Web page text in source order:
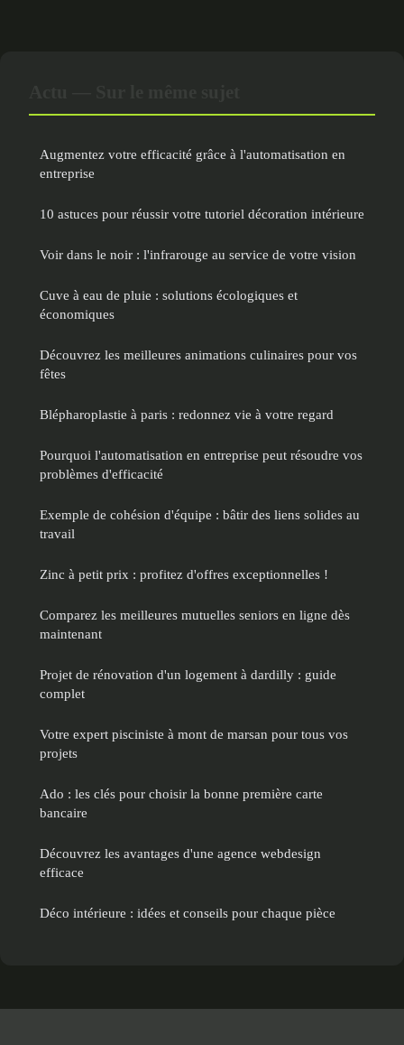
Augmentez votre efficacité grâce à l'automatisation en
entreprise
10 astuces pour réussir votre tutoriel décoration intérieure
Voir dans le noir : l'infrarouge au service de votre vision
Cuve à eau de pluie : solutions écologiques et
économiques
Découvrez les meilleures animations culinaires pour vos
fêtes
Blépharoplastie à paris : redonnez vie à votre regard
Pourquoi l'automatisation en entreprise peut résoudre vos
problèmes d'efficacité
Exemple de cohésion d'équipe : bâtir des liens solides au
travail
Zinc à petit prix : profitez d'offres exceptionnelles !
Comparez les meilleures mutuelles seniors en ligne dès
maintenant
Projet de rénovation d'un logement à dardilly : guide
complet
Votre expert pisciniste à mont de marsan pour tous vos
projets
Ado : les clés pour choisir la bonne première carte
bancaire
Découvrez les avantages d'une agence webdesign
efficace
Déco intérieure : idées et conseils pour chaque pièce